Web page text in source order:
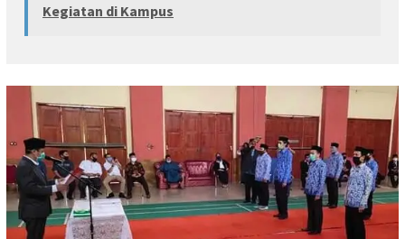
Kegiatan di Kampus